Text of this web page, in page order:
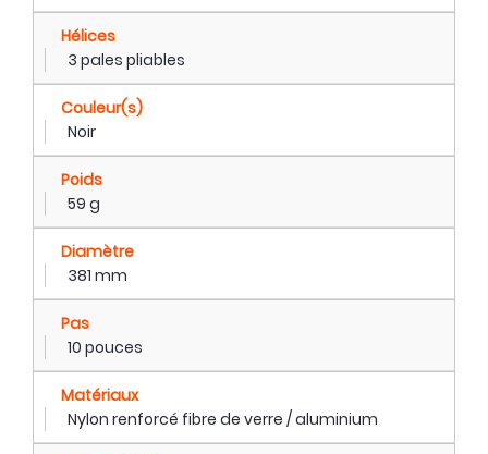
Hélices
3 pales pliables
Couleur(s)
Noir
Poids
59 g
Diamètre
381 mm
Pas
10 pouces
Matériaux
Nylon renforcé fibre de verre / aluminium